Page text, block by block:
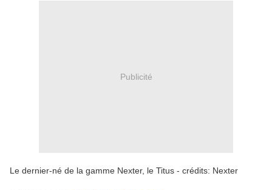
Publicité
Le dernier-né de la gamme Nexter, le Titus - crédits: Nexter